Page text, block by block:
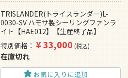
TRISLANDER(トライスランダー)L-
0030-SV ハモサ製シーリングファンラ
イト【HAE012】【生産終了品】
特別価格
¥33,000 税込
在庫切れ
お気に入りに追加